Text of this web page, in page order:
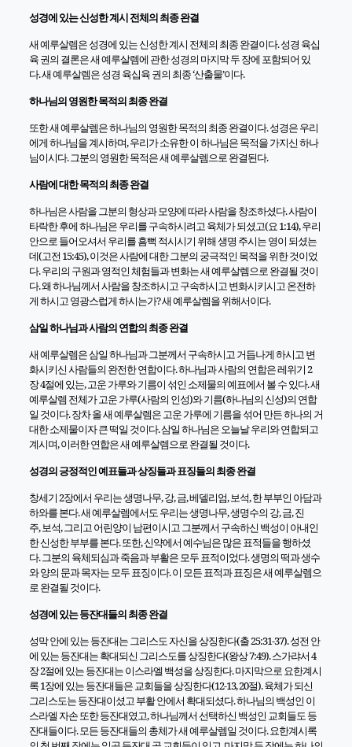
성경에 있는 신성한 계시 전체의 최종 완결
새 예루살렘은 성경에 있는 신성한 계시 전체의 최종 완결이다.성경 육십
육 권의 결론은 새 예루살렘에 관한 성경의 마지막 두 장에 포함되어 있
다.새 예루살렘은 성경 육십육 권의 최종‘산출물’이다.
하나님의 영원한 목적의 최종 완결
또한 새 예루살렘은 하나님의 영원한 목적의 최종 완결이다.성경은 우리
에게 하나님을 계시하며,우리가 소유한 이 하나님은 목적을 가지신 하나
님이시다.그분의 영원한 목적은 새 예루살렘으로 완결된다.
사람에 대한 목적의 최종 완결
하나님은 사람을 그분의 형상과 모양에 따라 사람을 창조하셨다.사람이
타락한 후에 하나님은 우리를 구속하시려고 육체가 되셨고(요1:14),우리
안으로 들어오셔서 우리를 흠뻑 적시시기 위해 생명 주시는 영이 되셨는
데(고전 15:45),이것은 사람에 대한 그분의 궁극적인 목적을 위한 것이었
다.우리의 구원과 영적인 체험들과 변화는 새 예루살렘으로 완결될 것이
다.왜 하나님께서 사람을 창조하시고 구속하시고 변화시키시고 온전하
게 하시고 영광스럽게 하시는가?새 예루살렘을 위해서이다.
삼일 하나님과 사람의 연합의 최종 완결
새 예루살렘은 삼일 하나님과 그분께서 구속하시고 거듭나게 하시고 변
화시키신 사람들의 완전한 연합이다.하나님과 사람의 연합은 레위기2
장4절에 있는,고운 가루와 기름이 섞인 소제물의 예표에서 볼 수 있다.새
예루살렘 전체가 고운 가루(사람의 인성)와 기름(하나님의 신성)의 연합
일 것이다.장차 올 새 예루살렘은 고운 가루에 기름을 섞어 만든 하나의 거
대한 소제물이자 큰 떡일 것이다.삼일 하나님은 오늘날 우리와 연합되고
계시며,이러한 연합은 새 예루살렘으로 완결될 것이다.
성경의 긍정적인 예표들과 상징들과 표징들의 최종 완결
창세기2장에서 우리는 생명나무,강,금,베델리엄,보석,한 부부인 아담과
하와를 본다.새 예루살렘에서도 우리는 생명나무,생명수의 강,금,진
주,보석,그리고 어린양이 남편이시고 그분께서 구속하신 백성이 아내인
한 신성한 부부를 본다.또한,신약에서 예수님은 많은 표적들을 행하셨
다.그분의 육체되심과 죽음과 부활은 모두 표적이었다.생명의 떡과 생수
와 양의 문과 목자는 모두 표징이다.이 모든 표적과 표징은 새 예루살렘으
로 완결될 것이다.
성경에 있는 등잔대들의 최종 완결
성막 안에 있는 등잔대는 그리스도 자신을 상징한다(출25:31-37).성전 안
에 있는 등잔대는 확대되신 그리스도를 상징한다(왕상7:49).스가랴서4
장2절에 있는 등잔대는 이스라엘 백성을 상징한다.마지막으로 요한계시
록1장에 있는 등잔대들은 교회들을 상징한다(12-13, 20절).육체가 되신
그리스도는 등잔대이셨고 부활 안에서 확대되셨다.하나님의 백성인 이
스라엘 자손 또한 등잔대였고,하나님께서 선택하신 백성인 교회들도 등
잔대들이다.모든 등잔대들의 총체가 새 예루살렘일 것이다.요한계시록